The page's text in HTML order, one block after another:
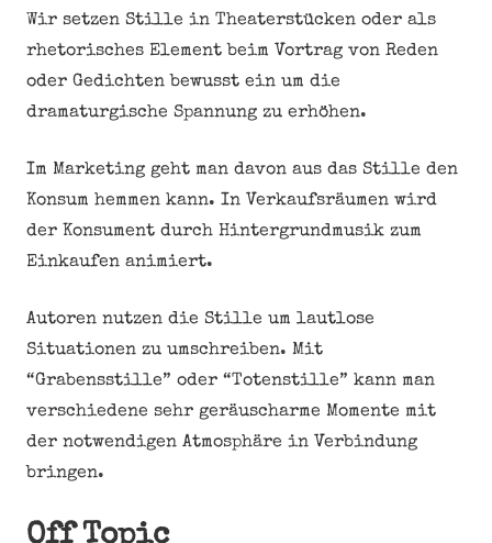
Wir setzen Stille in Theaterstücken oder als
rhetorisches Element beim Vortrag von Reden
oder Gedichten bewusst ein um die
dramaturgische Spannung zu erhöhen.
Im Marketing geht man davon aus das Stille den
Konsum hemmen kann. In Verkaufsräumen wird
der Konsument durch Hintergrundmusik zum
Einkaufen animiert.
Autoren nutzen die Stille um lautlose
Situationen zu umschreiben. Mit
“Grabensstille” oder “Totenstille” kann man
verschiedene sehr geräuscharme Momente mit
der notwendigen Atmosphäre in Verbindung
bringen.
Off Topic